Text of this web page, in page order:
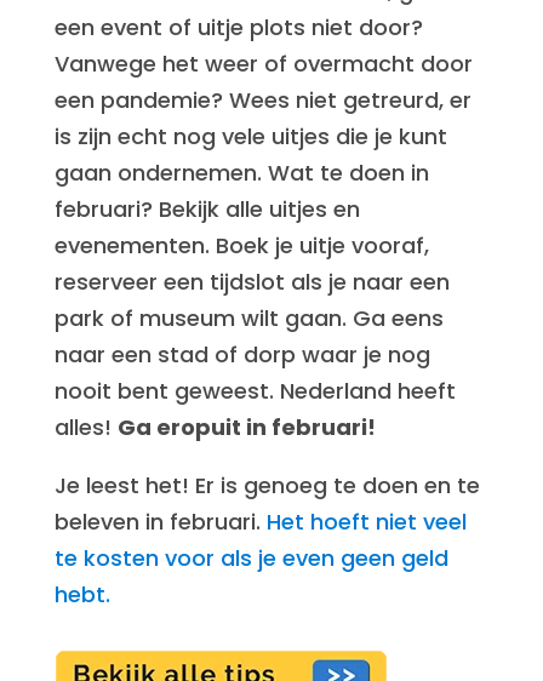
een event of uitje plots niet door?
Vanwege het weer of overmacht door
een pandemie? Wees niet getreurd, er
is zijn echt nog vele uitjes die je kunt
gaan ondernemen. Wat te doen in
februari? Bekijk alle uitjes en
evenementen. Boek je uitje vooraf,
reserveer een tijdslot als je naar een
park of museum wilt gaan. Ga eens
naar een stad of dorp waar je nog
nooit bent geweest. Nederland heeft
alles! Ga eropuit in februari!
Je leest het! Er is genoeg te doen en te
beleven in februari. Het hoeft niet veel
te kosten voor als je even geen geld
hebt.